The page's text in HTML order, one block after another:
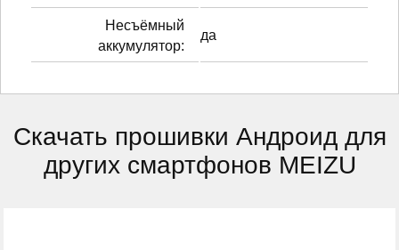
Несъёмный
аккумулятор:
да
Скачать прошивки Андроид для
других смартфонов MEIZU